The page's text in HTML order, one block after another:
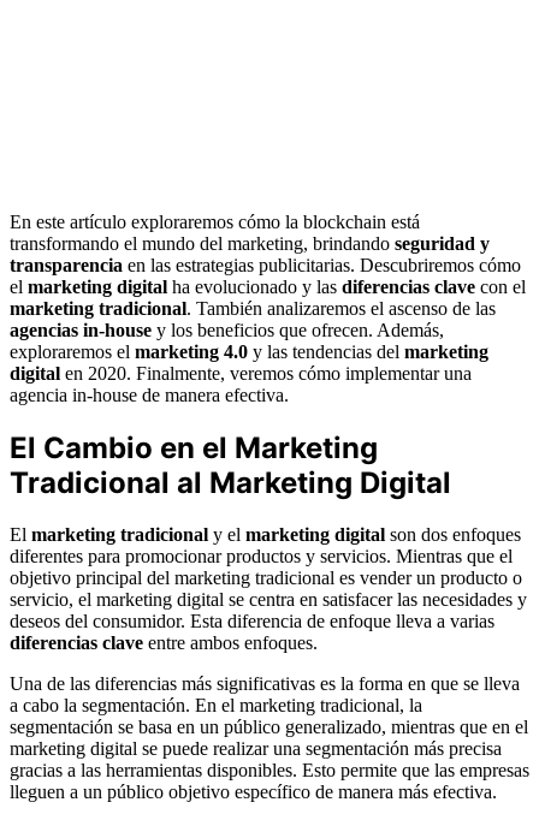
En este artículo exploraremos cómo la blockchain está
transformando el mundo del marketing, brindando seguridad y
transparencia en las estrategias publicitarias. Descubriremos cómo
el marketing digital ha evolucionado y las diferencias clave con el
marketing tradicional. También analizaremos el ascenso de las
agencias in-house y los beneficios que ofrecen. Además,
exploraremos el marketing 4.0 y las tendencias del marketing
digital en 2020. Finalmente, veremos cómo implementar una
agencia in-house de manera efectiva.
El Cambio en el Marketing
Tradicional al Marketing Digital
El marketing tradicional y el marketing digital son dos enfoques
diferentes para promocionar productos y servicios. Mientras que el
objetivo principal del marketing tradicional es vender un producto o
servicio, el marketing digital se centra en satisfacer las necesidades y
deseos del consumidor. Esta diferencia de enfoque lleva a varias
diferencias clave entre ambos enfoques.
Una de las diferencias más significativas es la forma en que se lleva
a cabo la segmentación. En el marketing tradicional, la
segmentación se basa en un público generalizado, mientras que en el
marketing digital se puede realizar una segmentación más precisa
gracias a las herramientas disponibles. Esto permite que las empresas
lleguen a un público objetivo específico de manera más efectiva.